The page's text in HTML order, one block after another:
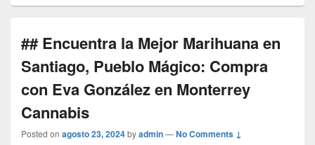
## Encuentra la Mejor Marihuana en
Santiago, Pueblo Mágico: Compra
con Eva González en Monterrey
Cannabis
Posted on agosto 23, 2024byadmin—No Comments ↓